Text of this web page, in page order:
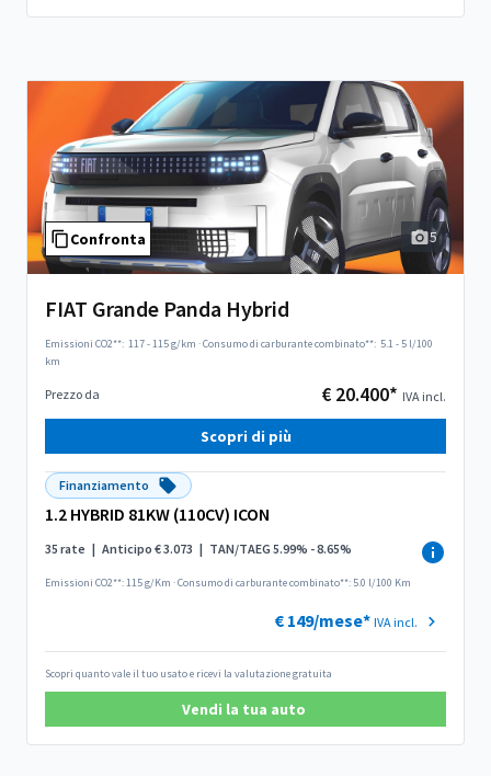
Confronta 5
FIAT Grande Panda Hybrid
Emissioni CO2**: 117 - 115 g/km ·Consumo di carburante combinato**: 5.1 - 5 l/100
km
Prezzo da € 20.400* IVA incl.
Scopri di più
Finanziamento
1.2 HYBRID 81KW (110CV) ICON
35 rate | Anticipo € 3.073 | TAN/TAEG 5.99% - 8.65%
Emissioni CO2**: 115 g/Km ·Consumo di carburante combinato**: 5.0 l/100 Km
€ 149/mese* IVA incl.
Scopri quanto vale il tuo usato e ricevi la valutazione gratuita
Vendi la tua auto